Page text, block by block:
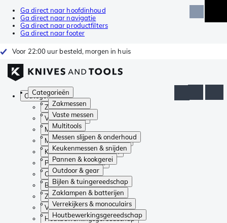
Ga direct naar hoofdinhoud
Ga direct naar navigatie
Ga direct naar productfilters
Ga direct naar footer
Voor 22:00 uur besteld, morgen in huis
Categorieën
Zakmessen
Vaste messen
Multitools
Messen slijpen & onderhoud
Keukenmessen & snijden
Pannen & kookgerei
Outdoor & gear
Bijlen & tuingereedschap
Zaklampen & batterijen
Verrekijkers & monoculairs
Houtbewerkingsgereedschap
Categorieën
Zakmessen
Vaste messen
Multitools
Messen slijpen & onderhoud
Keukenmessen & snijden
Pannen & kookgerei
Outdoor & gear
Bijlen & tuingereedschap
Zaklampen & batterijen
Verrekijkers & monoculairs
Houtbewerkingsgereedschap